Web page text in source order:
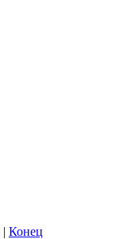
| Конец